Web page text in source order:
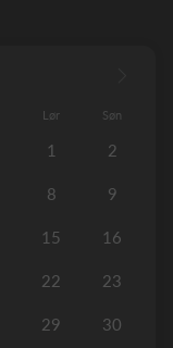
Lør Søn
1 2
8 9
15 16
22 23
29 30